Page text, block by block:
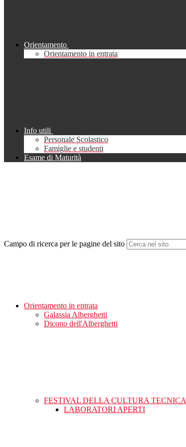
Orientamento
Orientamento in entrata
Info utili
Personale Scolastico
Famiglie e studenti
Esame di Maturità
Campo di ricerca per le pagine del sito
Orientamento in entrata
Galassia Alberghetti
Dicono dell'Alberghetti
FESTIVAL DELLA CULTURA TECNICA
LABORATORI APERTI